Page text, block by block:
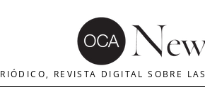
REVISTA DIGITAL SOBRE